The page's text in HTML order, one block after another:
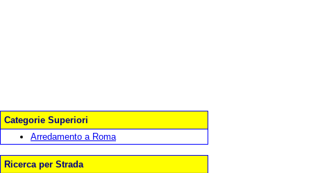
Categorie Superiori
Arredamento a Roma
Ricerca per Strada